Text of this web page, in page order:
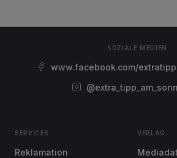
SOZIALE MEDIEN
www.facebook.com/
SERVICES
Reklamation
VERLAG